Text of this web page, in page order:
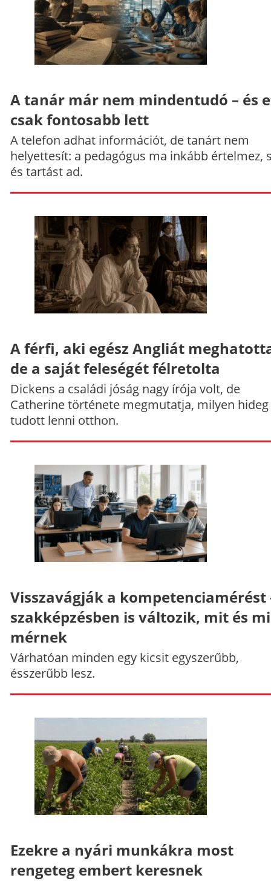
A tanár már nem mindentudó – és
csak fontosabb lett
A telefon adhat információt, de tanárt nem
helyettesít: a pedagógus ma inkább értelmez,
és tartást ad.
A férfi, aki egész Angliát
de a saját feleségét félretolta
Dickens a családi jóság nagy írója volt, de
Catherine története megmutatja, milyen hideg
tudott lenni otthon.
Visszavágják a kompetenciamérést
szakképzésben is változik, mit és
mérnek
Várhatóan minden egy kicsit egyszerűbb,
ésszerűbb lesz.
Ezekre a nyári munkákra most
rengeteg embert keresnek